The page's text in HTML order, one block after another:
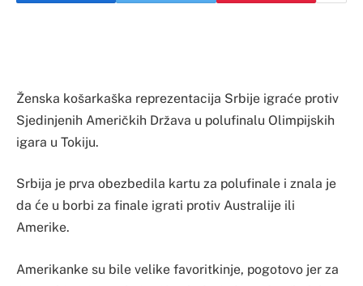
Ženska košarkaška reprezentacija Srbije igraće protiv
Sjedinjenih Američkih Država u polufinalu Olimpijskih
igara u Tokiju.
Srbija je prva obezbedila kartu za polufinale i znala je
da će u borbi za finale igrati protiv Australije ili
Amerike.
Amerikanke su bile velike favoritkinje, pogotovo jer za